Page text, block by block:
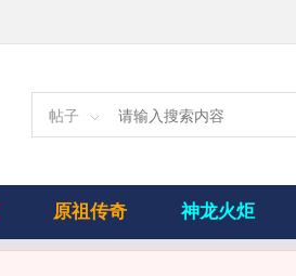
帖子
原祖传奇 神龙火炬